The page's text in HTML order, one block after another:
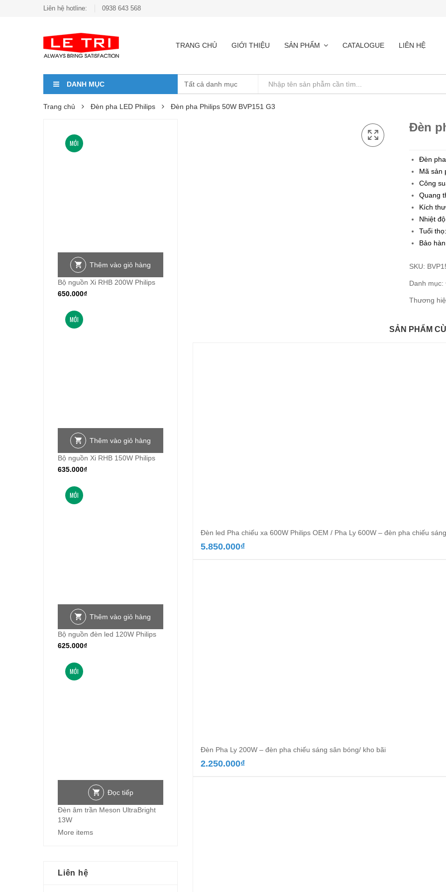
Liên hệ hotline: 0938 643 568
TRANG CHỦ GIỚI THIỆU SẢN PHẨM CATALOGUE LIÊN HỆ
DANH MỤC
Trang chủ Đèn pha LED Philips Đèn pha Philips 50W BVP151 G3
Đèn
Đèn
Mã sản
Công
Quang
Kích
Nhiệt
Tuổi
Bảo
SKU:
Danh mục:
Thương
SẢN PHẨM
Đèn led Pha chiếu xa 600W Philips OEM / Pha Ly 600W – đèn pha chiếu
5.850.000₫
Đèn Pha Ly 200W – đèn pha chiếu sáng sân bóng/ kho bãi
2.250.000₫
MỚI
Thêm vào giỏ hàng
Bộ nguồn Xi RHB 200W Philips
650.000₫
MỚI
Thêm vào giỏ hàng
Bộ nguồn Xi RHB 150W Philips
635.000₫
MỚI
Thêm vào giỏ hàng
Bộ nguồn đèn led 120W Philips
625.000₫
MỚI
Đọc tiếp
Đèn âm trần Meson UltraBright
13W
More items
Liên hệ